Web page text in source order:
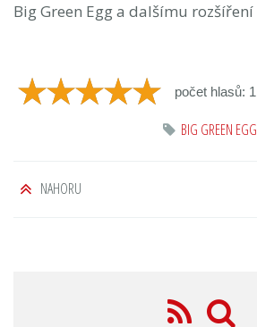
Big Green Egg a dalšímu
počet hlasů: 1
BIG GREEN EGG
NAHORU